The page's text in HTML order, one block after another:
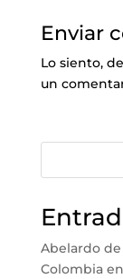
Enviar
Lo siento,
un
Abelardo
Colombia